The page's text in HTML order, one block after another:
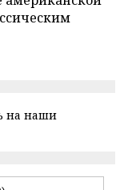
на наши